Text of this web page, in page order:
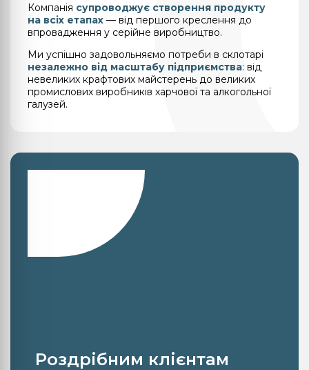
Компанія супроводжує створення продукту
на всіх етапах — від першого креслення до
впровадження у серійне виробництво.
Ми успішно задовольняємо потреби в склотарі
незалежно від масштабу підприємства: від
невеликих крафтових майстерень до великих
промислових виробників харчової та алкогольної
галузей.
Роздрібним клієнтам